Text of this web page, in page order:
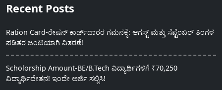
Recent Posts
Ration Card-ರೇಷನ್ ಕಾರ್ಡ್‍ದಾರರ ಗಮನಕ್ಕೆ: ಆಗಸ್ಟ್ ಮತ್ತು ಸೆಪ್ಟೆಂಬರ್ ತಿಂಗಳ
ಪಡಿತರ ಜಂಟಿಯಾಗಿ ವಿತರಣೆ!
Scholorship Amount-BE/B.Tech ವಿದ್ಯಾರ್ಥಿಗಳಿಗೆ ₹70,250
ವಿದ್ಯಾರ್ಥಿವೇತನ! ಇಂದೇ ಅರ್ಜಿ ಸಲ್ಲಿಸಿ!